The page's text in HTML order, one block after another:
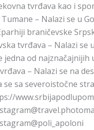
tvrđava kao i
– Nalazi se u
braničevske
tvrđava – Nalazi se
jedna od najznačajnijih
– Nalazi se na
se sa severoistočne